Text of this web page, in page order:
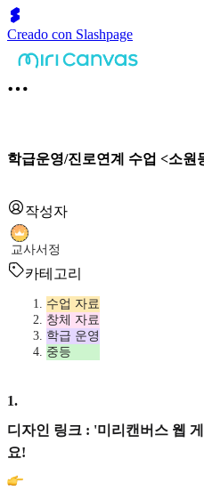
Creado con Slashpage
학급운영/진로연계 수업 <소원
작성자
교사서정
카테고리
수업 자료
창체 자료
학급 운영
중등
1.
디자인 링크 : '미리캔버스 웹
요!